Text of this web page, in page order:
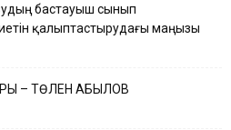
бастауыш сынып
қалыптастырудағы маңызы
– ТӨЛЕН ҚАБЫЛОВ